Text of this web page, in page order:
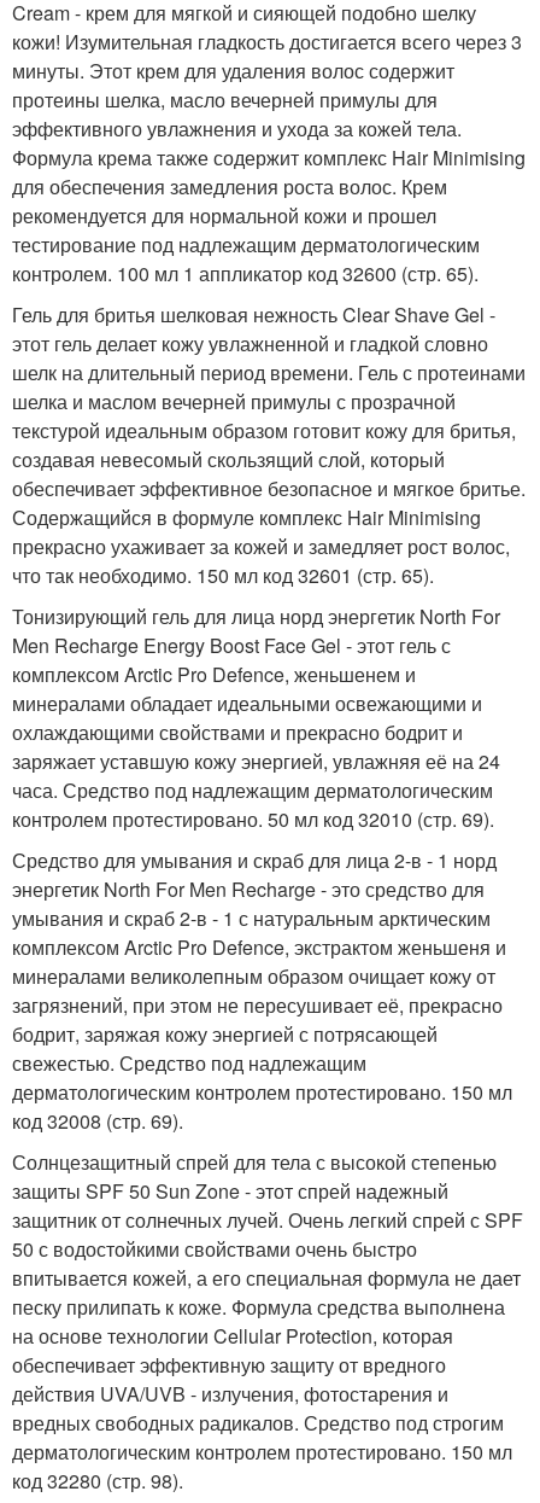
Cream - крем для мягкой и сияющей подобно шелку
кожи! Изумительная гладкость достигается всего через 3
минуты. Этот крем для удаления волос содержит
протеины шелка, масло вечерней примулы для
эффективного увлажнения и ухода за кожей тела.
Формула крема также содержит комплекс Hair Minimising
для обеспечения замедления роста волос. Крем
рекомендуется для нормальной кожи и прошел
тестирование под надлежащим дерматологическим
контролем. 100 мл 1 аппликатор код 32600 (стр. 65).
Гель для бритья шелковая нежность Clear Shave Gel -
этот гель делает кожу увлажненной и гладкой словно
шелк на длительный период времени. Гель с протеинами
шелка и маслом вечерней примулы с прозрачной
текстурой идеальным образом готовит кожу для бритья,
создавая невесомый скользящий слой, который
обеспечивает эффективное безопасное и мягкое бритье.
Содержащийся в формуле комплекс Hair Minimising
прекрасно ухаживает за кожей и замедляет рост волос,
что так необходимо. 150 мл код 32601 (стр. 65).
Тонизирующий гель для лица норд энергетик North For
Men Recharge Energy Boost Face Gel - этот гель с
комплексом Arctic Pro Defence, женьшенем и
минералами обладает идеальными освежающими и
охлаждающими свойствами и прекрасно бодрит и
заряжает уставшую кожу энергией, увлажняя её на 24
часа. Средство под надлежащим дерматологическим
контролем протестировано. 50 мл код 32010 (стр. 69).
Средство для умывания и скраб для лица 2-в - 1 норд
энергетик North For Men Recharge - это средство для
умывания и скраб 2-в - 1 с натуральным арктическим
комплексом Arctic Pro Defence, экстрактом женьшеня и
минералами великолепным образом очищает кожу от
загрязнений, при этом не пересушивает её, прекрасно
бодрит, заряжая кожу энергией с потрясающей
свежестью. Средство под надлежащим
дерматологическим контролем протестировано. 150 мл
код 32008 (стр. 69).
Солнцезащитный спрей для тела с высокой степенью
защиты SPF 50 Sun Zone - этот спрей надежный
защитник от солнечных лучей. Очень легкий спрей с SPF
50 с водостойкими свойствами очень быстро
впитывается кожей, а его специальная формула не дает
песку прилипать к коже. Формула средства выполнена
на основе технологии Cellular Protection, которая
обеспечивает эффективную защиту от вредного
действия UVA/UVB - излучения, фотостарения и
вредных свободных радикалов. Средство под строгим
дерматологическим контролем протестировано. 150 мл
код 32280 (стр. 98).